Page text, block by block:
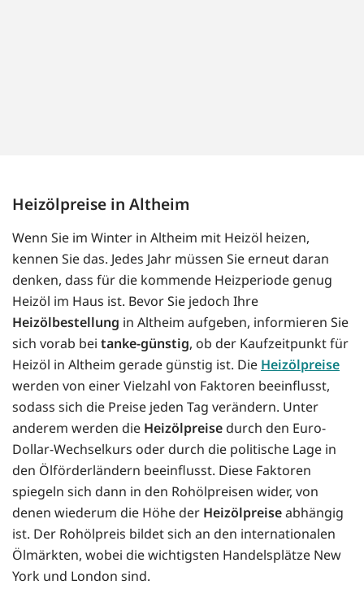
Heizölpreise in Altheim
Wenn Sie im Winter in Altheim mit Heizöl heizen,
kennen Sie das. Jedes Jahr müssen Sie erneut daran
denken, dass für die kommende Heizperiode genug
Heizöl im Haus ist. Bevor Sie jedoch Ihre
Heizölbestellung in Altheim aufgeben, informieren Sie
sich vorab bei tanke-günstig, ob der Kaufzeitpunkt für
Heizöl in Altheim gerade günstig ist. Die Heizölpreise
werden von einer Vielzahl von Faktoren beeinflusst,
sodass sich die Preise jeden Tag verändern. Unter
anderem werden die Heizölpreise durch den Euro-
Dollar-Wechselkurs oder durch die politische Lage in
den Ölförderländern beeinflusst. Diese Faktoren
spiegeln sich dann in den Rohölpreisen wider, von
denen wiederum die Höhe der Heizölpreiseabhängig
ist. Der Rohölpreis bildet sich an den internationalen
Ölmärkten, wobei die wichtigsten Handelsplätze New
York und London sind.